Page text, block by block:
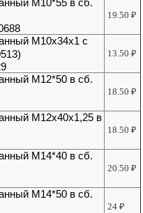
М10*55 в сб.
19.50₽
М10х34х1 с
13.50₽
М12*50 в сб.
18.50₽
М12х40х1,25 в
18.50₽
М14*40 в сб.
20.50₽
М14*50 в сб.
24₽